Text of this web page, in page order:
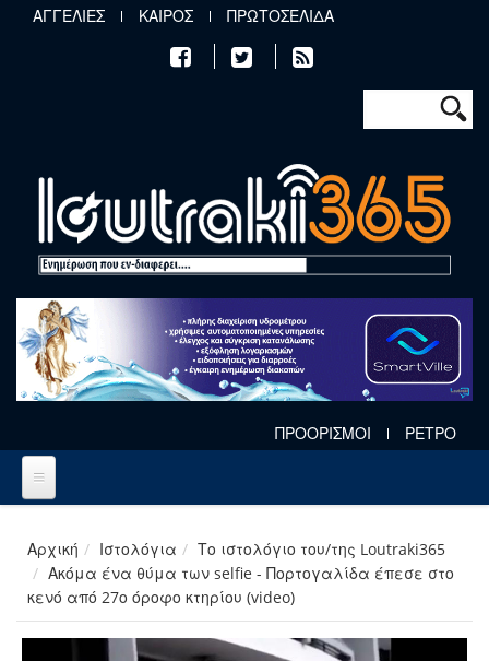
Παράκαμψη προς το κυρίως περιεχόμενο
ΑΓΓΕΛΙΕΣ ΚΑΙΡΟΣ ΠΡΩΤΟΣΕΛΙΔΑ
Φόρμα
Αναζήτηση
ΠΡΟΟΡΙΣΜΟΙ ΡΕΤΡΟ
Αρχική Ιστολόγια
Το ιστολόγιο του/της Loutraki365
Ακόμα ένα θύμα των selfie - Πορτογαλίδα έπεσε στο
κενό από 27ο όροφο κτηρίου (video)